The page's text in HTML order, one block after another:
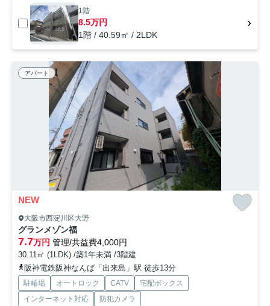
1階
8.5万円
1階 / 40.59㎡ / 2LDK
アパート
NEW
大阪市西淀川区大野
グランメゾン福
7.7万円 管理/共益費4,000円
30.11㎡ (1LDK) /築1年未満 /3階建
阪神電鉄阪神なんば「出来島」駅 徒歩13分
駐輪場 オートロック CATV
宅配ボックス
インターネット対応
防犯カメラ